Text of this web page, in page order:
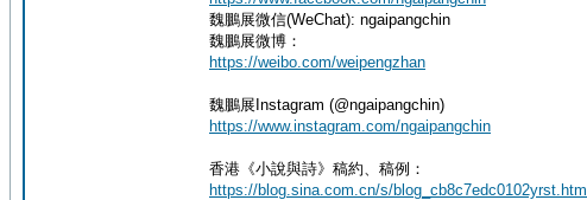
魏鵬展微信(WeChat): ngaipangchin
魏鵬展微博：
https://weibo.com/weipengzhan
魏鵬展Instagram (@ngaipangchin)
https://www.instagram.com/ngaipangchin
香港《小說與詩》稿約、稿例：
https://blog.sina.com.cn/s/blog_cb8c7edc0102yrst.html